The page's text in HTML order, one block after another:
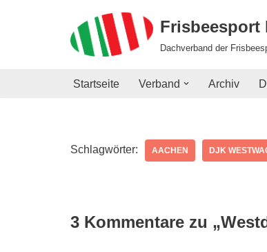
Frisbeesport
Dachverband der
Startseite Verband Archiv
Schlagwörter: AACHEN DJK
3 Kommentare zu